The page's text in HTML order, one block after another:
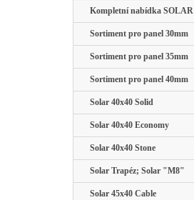
Kompletní nabídka SOLAR
Sortiment pro panel 30mm
Sortiment pro panel 35mm
Sortiment pro panel 40mm
Solar 40x40 Solid
Solar 40x40 Economy
Solar 40x40 Stone
Solar Trapéz; Solar "M8"
Solar 45x40 Cable